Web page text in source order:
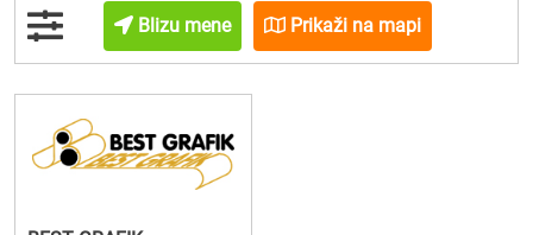
Blizu mene Prikaži na mapi